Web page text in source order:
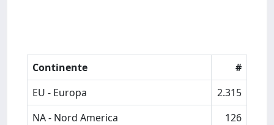
Continente
#
EU - Europa
2.315
NA - Nord America
126